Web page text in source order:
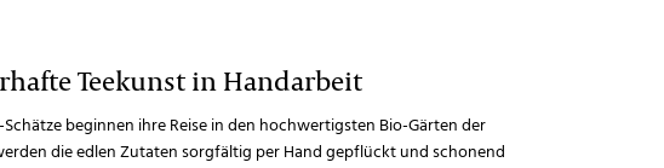
Teekunst in Handarbeit
Schätze beginnen ihre Reise in den hochwertigsten Bio-Gärten der
die edlen Zutaten sorgfältig per Hand gepflückt und schonend